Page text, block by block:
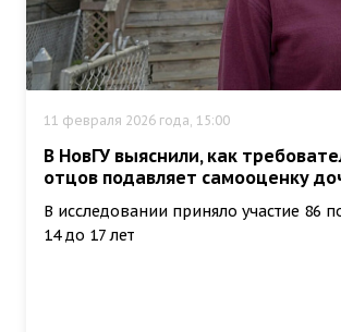
11 февраля 2026 года, 15:00
В НовГУ выяснили, как
отцов подавляет самооценку
В исследовании приняло участие 86
14 до 17 лет